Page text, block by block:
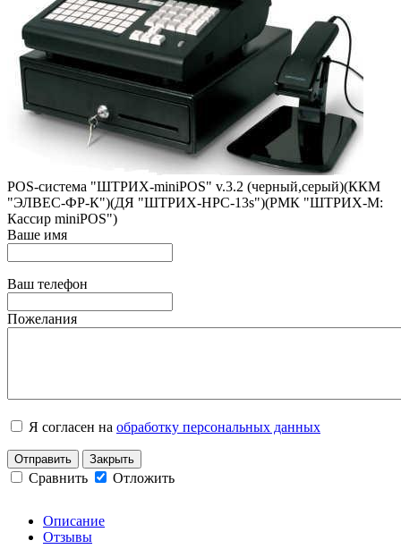
POS-система "ШТРИХ-miniPOS" v.3.2 (черный,серый)(ККМ
"ЭЛВЕС-ФР-К")(ДЯ "ШТРИХ-HPC-13s")(РМК "ШТРИХ-М:
Кассир miniPOS")
Ваше имя
Ваш телефон
Пожелания
Я согласен на обработку персональных данных
Отправить Закрыть
Сравнить Отложить
Описание
Отзывы